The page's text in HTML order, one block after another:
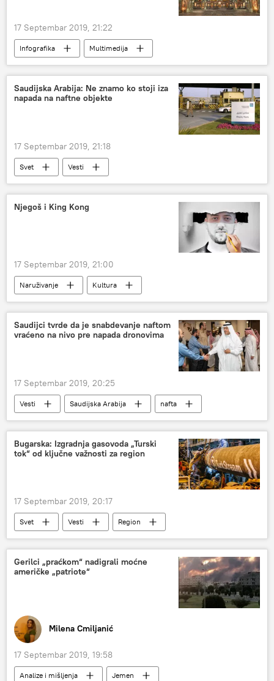
17 Septembar 2019, 21:22
Infografika
Multimedija
Drugi svetski rat
hram
gradnja
podvig
tilda
Saudijska Arabija: Ne znamo ko stoji iza
napada na naftne objekte
17 Septembar 2019, 21:18
Svet Vesti
Njegoš i King Kong
17 Septembar 2019, 21:00
Naruživanje Kultura
Saudijci tvrde da je snabdevanje naftom
vraćeno na nivo pre napada dronovima
17 Septembar 2019, 20:25
Vesti Saudijska Arabija nafta
Bugarska: Izgradnja gasovoda „Turski
tok“ od ključne važnosti za region
17 Septembar 2019, 20:17
Svet Vesti Region
Gerilci „praćkom“ nadigrali moćne
američke „patriote“
Milena Cmiljanić
17 Septembar 2019, 19:58
Analize i mišljenja
Jemen